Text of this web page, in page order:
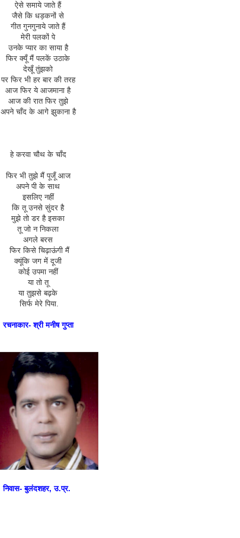
ऐसे समाये जाते हैं
जैसे कि धड़कनों से
गीत गुनगुनाये जाते हैं
मेरी पलकों पे
उनके प्यार का साया है
फिर क्यूँ मैं पलकें उठाके
देखूँ तुंझको
पर फिर भी हर बार की तरह
आज फिर ये आजमाना है
आज की रात फिर तुझे
अपने चाँद के आगे झुकाना है
हे करवा चौथ के चाँद
फिर भी तुझे मैं पूजूँ आज
अपने पी के साथ
इसलिए नहीं
कि तू उनसे सुंदर है
मुझे तो डर है इसका
तू जो न निकला
अगले बरस
फिर किसे चिढ़ाऊंगी मैं
क्यूंकि जग में दूजी
कोई उपमा नहीं
या तो तू
या तुझसे बढ़के
सिर्फ मेरे पिया.
रचनाकार- श्री मनीष गुप्ता
निवास- बुलंदशहर, उ.प्र.